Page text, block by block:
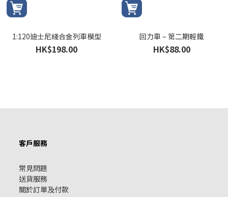
1:120迪士尼綫合金列車模型
HK$198.00
回力車 – 第二期輕鐵
HK$88.00
客戶服務
常見問題
送貨服務
關於訂單及付款